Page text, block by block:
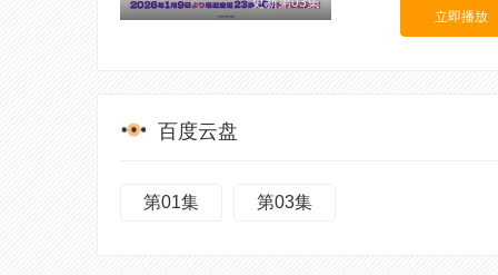
立即播放
百度云盘
第01集 第03集